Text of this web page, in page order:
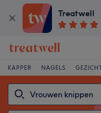
Treatwell
KAPPER NAGELS